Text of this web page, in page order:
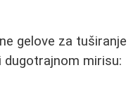
gelove za tuširanje
mirisu: